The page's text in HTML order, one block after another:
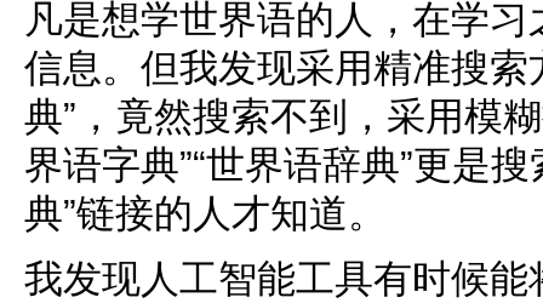
凡是想学世界语的人，在学
信息。但我发现采用精准搜索
典”，竟然搜索不到，采用模
界语字典”“世界语辞典”更是
典”链接的人才知道。
我发现人工智能工具有时候